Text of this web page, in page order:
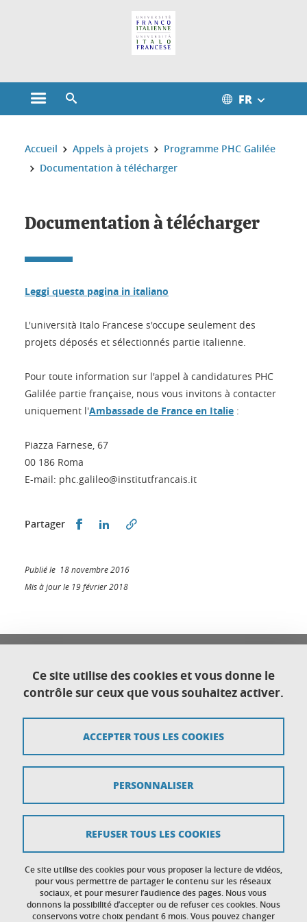
Ouvrir le menu principal FR
Vous êtes ici :
Accueil Appels à projets
Programme PHC Galilée
Documentation à télécharger
Documentation à télécharger
Leggi questa pagina in italiano
L'università Italo Francese s'occupe seulement des
projets déposés et sélectionnés partie italienne.
Pour toute information sur l'appel à candidatures PHC
Galilée partie française, nous vous invitons à contacter
uniquement l'Ambassade de France en Italie :
Piazza Farnese, 67
00 186 Roma
E-mail: phc.galileo@institutfrancais.it
Partager Partager sur Facebook
Partager sur LinkedIn
Publié le 18 novembre 2016
Mis à jour le 19 février 2018
Université Grenoble Alpes
Direction générale déléguée au Développement
international et territorial
38058 Grenoble cedex 9
Plan du site
Données personnelles
Gestion des cookies
Accessibilité : non conforme
Ce site utilise des cookies et vous donne le
contrôle sur ceux que vous souhaitez activer.
Ce site utilise des cookies pour vous proposer la lecture de vidéos,
pour vous permettre de partager le contenu sur les réseaux
sociaux, et pour mesurer l’audience des pages. Nous vous
donnons la possibilité d’accepter ou de refuser ces cookies. Nous
conservons votre choix pendant 6 mois. Vous pouvez changer
ACCEPTER TOUS LES COOKIES
REFUSER TOUS LES COOKIES
PERSONNALISER